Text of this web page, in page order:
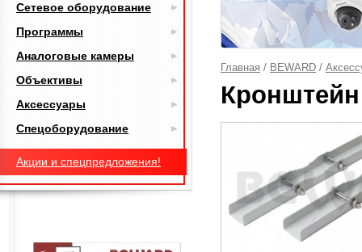
Главная / BEWARD /
Кронштейн
Сетевое оборудование
Программы
Аналоговые камеры
Объективы
Аксессуары
Спецоборудование
Акции и спецпредложения!